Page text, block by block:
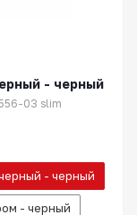
- черный
03 slim
- черный
- черный